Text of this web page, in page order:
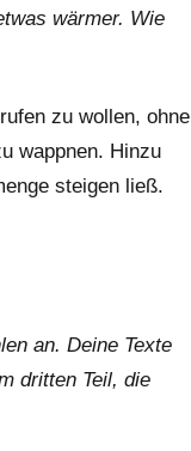
wärmer. Wie
zu wollen, ohne
wappnen. Hinzu
steigen ließ.
an. Deine Texte
dritten Teil, die